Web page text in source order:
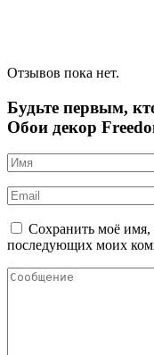
Отзывов пока нет.
Будьте первым,
Обои декор
Сохранить моё имя,
последующих моих